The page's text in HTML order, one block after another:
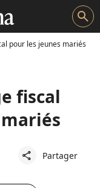
search
pour les jeunes mariés
fiscal
share Partager